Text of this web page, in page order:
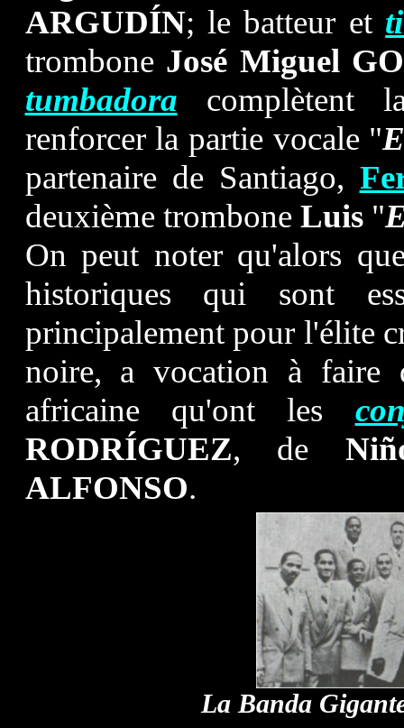
ARGUDÍN; le batteur et
trombone José Miguel
tumbadora complètent
renforcer la partie vocale "
partenaire de Santiago,
deuxième trombone Luis"
On peut noter qu'alors
historiques qui sont
principalement pour l'élite
noire, a vocation à faire
africaine qu'ont les
RODRÍGUEZ, de
ALFONSO.
La Banda